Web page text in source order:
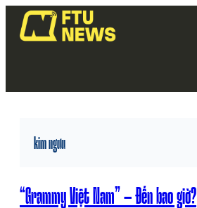
kim ngưu
“Grammy Việt Nam” – Đến bao giờ?